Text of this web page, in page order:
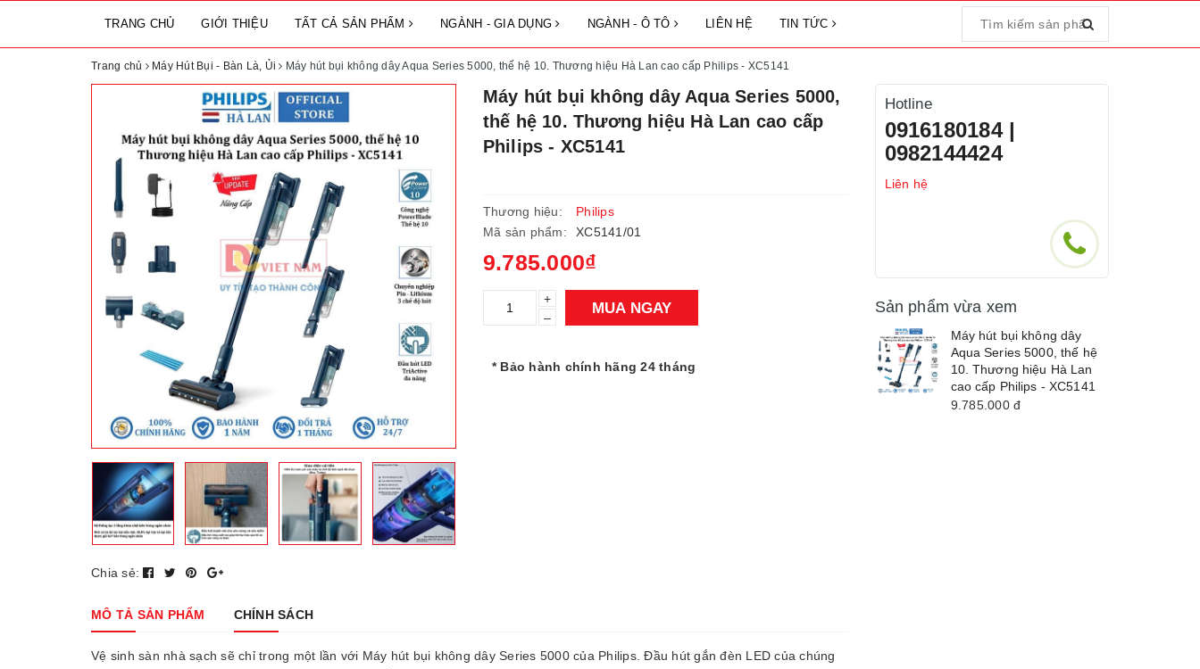
TRANG CHỦ GIỚI THIỆU TẤT CẢ SẢN PHẨM NGÀNH - GIA DỤNG NGÀNH - Ô TÔ LIÊN HỆ TIN TỨC
Trang chủ Máy Hút Bụi - Bàn Là, Ủi Máy hút bụi không dây Aqua Series 5000, thế hệ 10. Thương hiệu Hà Lan cao cấp Philips - XC5141
Chia sẻ:
Máy hút bụi không dây Aqua Series 5000,
thế hệ 10. Thương hiệu Hà Lan cao cấp
Philips - XC5141
Thương hiệu:
Philips
Mã sản phẩm:
XC5141/01
9.785.000₫
+
–
MUA NGAY
* Bảo hành chính hãng 24 tháng
MÔ TẢ SẢN PHẨM CHÍNH SÁCH
Vệ sinh sàn nhà sạch sẽ chỉ trong một lần với Máy hút bụi không dây Series 5000 của Philips. Đầu hút gắn đèn LED của chúng
Hotline
0916180184 |
0982144424
Liên hệ
Sản phẩm vừa xem
Máy hút bụi không dây
Aqua Series 5000, thế hệ
10. Thương hiệu Hà Lan
cao cấp Philips - XC5141
9.785.000đ